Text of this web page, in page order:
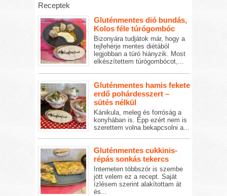
Receptek
Gluténmentes dió bundás,
Kolos féle túrógombóc
Bizonyára tudjátok már, hogy a
tejfehérje mentes diétából
legjobban a túró hiányzik. Most
elkészítettem túrógombócot,...
Gluténmentes hamis fekete
erdő pohárdesszert –
sütés nélkül
Kánikula, meleg és forróság a
konyhában is. Épp ezért nem is
szerettem volna bekapcsolni a...
Gluténmentes cukkinis-
répás sonkás tekercs
Interneten többször is szembe
jött velem ez a recept. Saját
ízlésem szerint alakítottam át
és...